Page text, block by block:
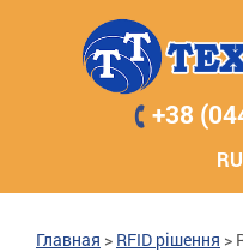
+38
RU
Главная > RFID рішення >